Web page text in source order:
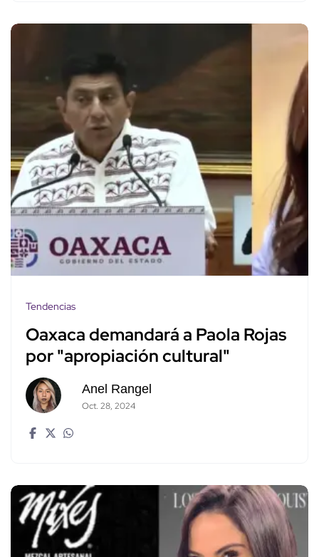
Tendencias
Oaxaca demandará a Paola Rojas
por "apropiación cultural"
Anel Rangel
Oct. 28, 2024